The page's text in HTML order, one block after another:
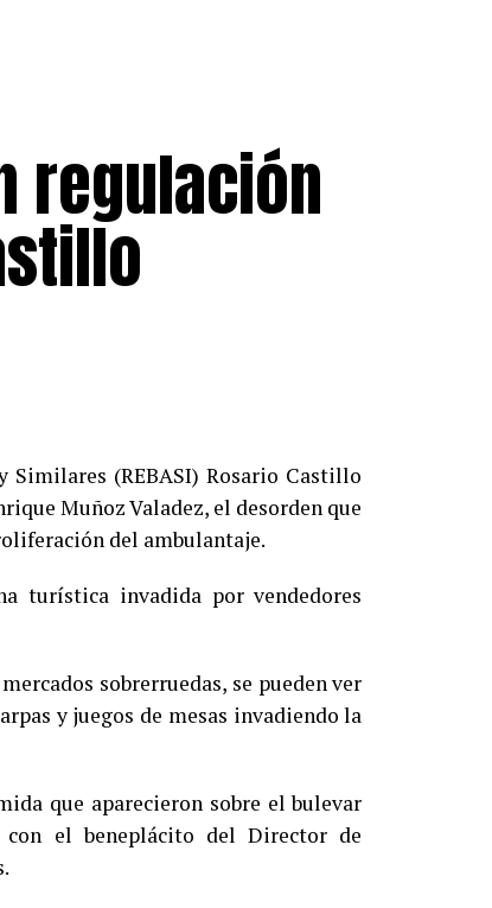
regulación
Similares (REBASI) Rosario Castillo
Muñoz Valadez, el desorden que
del ambulantaje.
turística invadida por vendedores
sobrerruedas, se pueden ver
y juegos de mesas invadiendo la
que aparecieron sobre el bulevar
el beneplácito del Director de